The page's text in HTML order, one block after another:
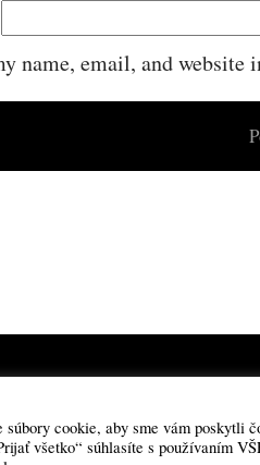
name, email, and
súbory cookie, aby sme vám
všetko“ súhlasíte s používaním